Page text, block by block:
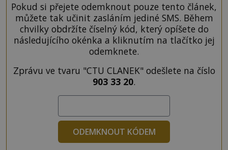
Pokud si přejete odemknout pouze tento článek,
můžete tak učinit zasláním jediné SMS. Během
chvilky obdržíte číselný kód, který opíšete do
následujícího okénka a kliknutím na tlačítko jej
odemknete.
Zprávu ve tvaru "CTU CLANEK" odešlete na číslo
903 33 20.
ODEMKNOUT KÓDEM